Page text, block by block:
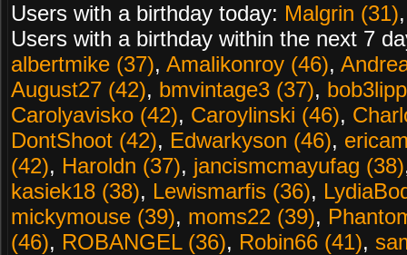
Users with a birthday today: Malgrin (31)
Users with a birthday within the next 7
albertmike (37), Amalikonroy (46),
August27 (42), bmvintage3 (37),
Carolyavisko (42), Caroylinski (46),
DontShoot (42), Edwarkyson (46),
(42), Haroldn (37), jancismcmayufag (38)
kasiek18 (38), Lewismarfis (36),
mickymouse (39), moms22 (39),
(46), ROBANGEL (36), Robin66 (41),